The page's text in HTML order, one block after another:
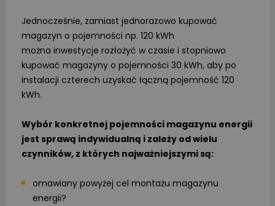
Jednocześnie, zamiast jednorazowo kupować
magazyn o pojemności np. 120 kWh
można inwestycje rozłożyć w czasie i stopniowo
kupować magazyny o pojemności 30 kWh, aby po
instalacji czterech uzyskać łączną pojemność 120
kWh.
Wybór konkretnej pojemności magazynu energii
jest sprawą indywidualną i zależy od wielu
czynników, z których najważniejszymi są:
omawiany powyżej cel montażu magazynu
energii?